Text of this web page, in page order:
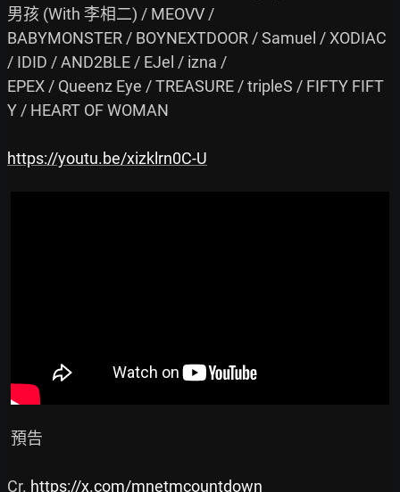
男孩 (With 李相二) / MEOVV /
BABYMONSTER / BOYNEXTDOOR / Samuel / XODIAC
/ IDID / AND2BLE / EJel / izna /
EPEX / Queenz Eye / TREASURE / tripleS / FIFTY FIFT
Y / HEART OF WOMAN
https://youtu.be/xizklrn0C-U
Cr. https://x.com/mnetmcountdown